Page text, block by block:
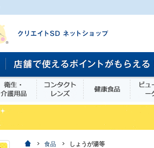
・医薬部外品衛生・介護用品 コンタクトレンズ健康食品
ホーム食品 しょうが湯等